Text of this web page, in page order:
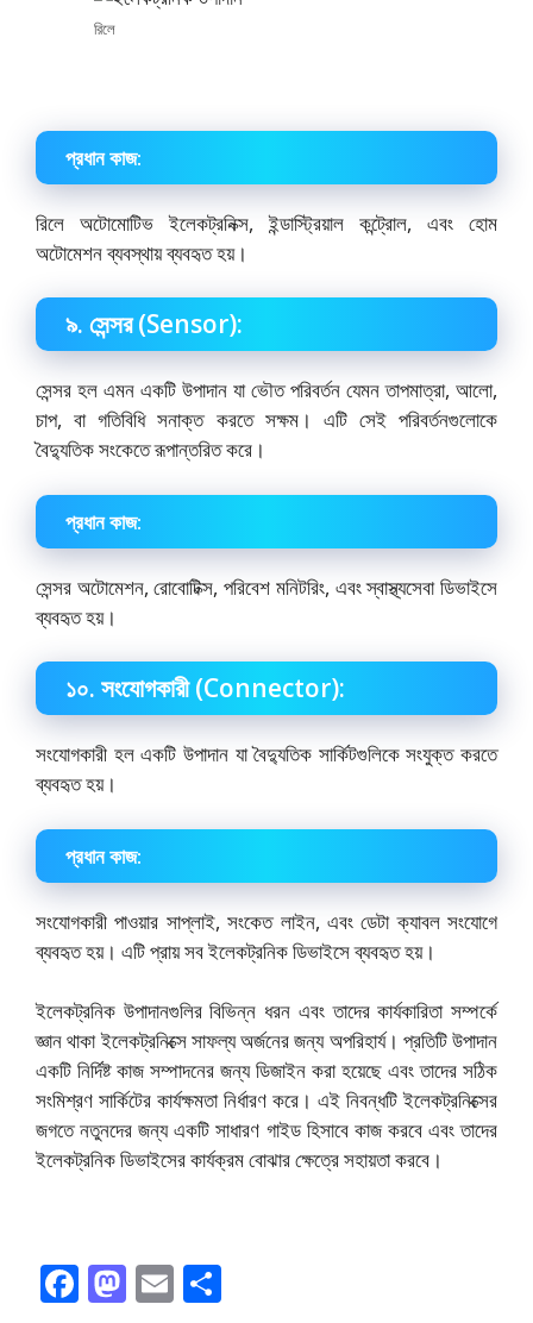
রিলে
প্রধান কাজ:
রিলে অটোমোটিভ ইলেকট্রনিক্স, ইন্ডাস্ট্রিয়াল কন্ট্রোল, এবং হোম
অটোমেশন ব্যবস্থায় ব্যবহৃত হয়।
৯. সেন্সর (Sensor):
সেন্সর হল এমন একটি উপাদান যা ভৌত পরিবর্তন যেমন তাপমাত্রা, আলো,
চাপ, বা গতিবিধি সনাক্ত করতে সক্ষম। এটি সেই পরিবর্তনগুলোকে
বৈদ্যুতিক সংকেতে রূপান্তরিত করে।
প্রধান কাজ:
সেন্সর অটোমেশন, রোবোটিক্স, পরিবেশ মনিটরিং, এবং স্বাস্থ্যসেবা ডিভাইসে
ব্যবহৃত হয়।
১০. সংযোগকারী (Connector):
সংযোগকারী হল একটি উপাদান যা বৈদ্যুতিক সার্কিটগুলিকে সংযুক্ত করতে
ব্যবহৃত হয়।
প্রধান কাজ:
সংযোগকারী পাওয়ার সাপ্লাই, সংকেত লাইন, এবং ডেটা ক্যাবল সংযোগে
ব্যবহৃত হয়। এটি প্রায় সব ইলেকট্রনিক ডিভাইসে ব্যবহৃত হয়।
ইলেকট্রনিক উপাদানগুলির বিভিন্ন ধরন এবং তাদের কার্যকারিতা সম্পর্কে
জ্ঞান থাকা ইলেকট্রনিক্সে সাফল্য অর্জনের জন্য অপরিহার্য। প্রতিটি উপাদান
একটি নির্দিষ্ট কাজ সম্পাদনের জন্য ডিজাইন করা হয়েছে এবং তাদের সঠিক
সংমিশ্রণ সার্কিটের কার্যক্ষমতা নির্ধারণ করে। এই নিবন্ধটি ইলেকট্রনিক্সের
জগতে নতুনদের জন্য একটি সাধারণ গাইড হিসাবে কাজ করবে এবং তাদের
ইলেকট্রনিক ডিভাইসের কার্যক্রম বোঝার ক্ষেত্রে সহায়তা করবে।
F M E